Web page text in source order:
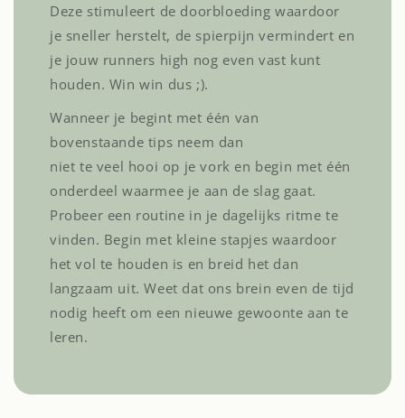
Deze stimuleert de doorbloeding waardoor
je sneller herstelt, de spierpijn vermindert en
je jouw runners high nog even vast kunt
houden. Win win dus ;).
Wanneer je begint met één van
bovenstaande tips neem dan
niet te veel hooi op je vork en begin met één
onderdeel waarmee je aan de slag gaat.
Probeer een routine in je dagelijks ritme te
vinden. Begin met kleine stapjes waardoor
het vol te houden is en breid het dan
langzaam uit. Weet dat ons brein even de tijd
nodig heeft om een nieuwe gewoonte aan te
leren.